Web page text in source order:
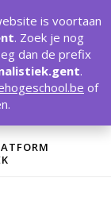
is voortaan
. Zoek je nog
dan de prefix
.
of